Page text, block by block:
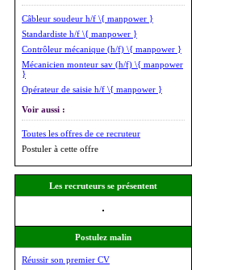
Câbleur soudeur h/f \{ manpower }
Standardiste h/f \{ manpower }
Contrôleur mécanique (h/f) \{ manpower }
Mécanicien monteur sav (h/f) \{ manpower
}
Opérateur de saisie h/f \{ manpower }
Voir aussi :
Toutes les offres de ce recruteur
Postuler à cette offre
Les recruteurs se présentent
Postulez malin
Réussir son premier CV